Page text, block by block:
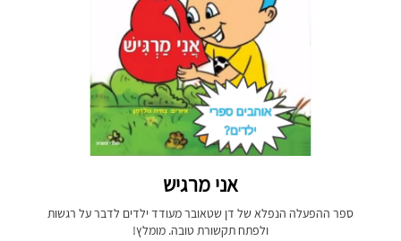
אני מרגיש
ספר ההפעלה הנפלא של דן שטאובר מעודד ילדים לדבר על רגשות
ולפתח תקשורת טובה. מומלץ!